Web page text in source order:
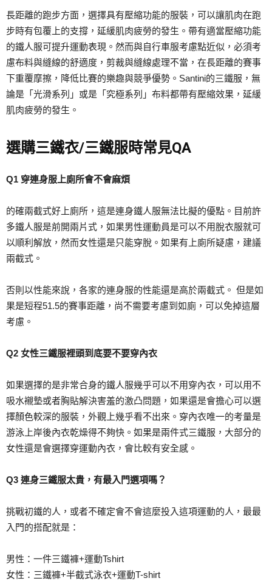
長距離的跑步方面，選擇具有壓縮功能的服裝，可以讓肌肉在跑
步時有包覆上的支撐，延緩肌肉疲勞的發生。帶有適當壓縮功能
的鐵人服可提升運動表現。然而與自行車服考慮點近似，必須考
慮布料與縫線的舒適度，剪裁與縫線處理不當，在長距離的賽事
下重覆摩擦，降低比賽的樂趣與競爭優勢。Santini的三鐵服，無
論是「光滑系列」或是「究極系列」布料都帶有壓縮效果，延緩
肌肉疲勞的發生。
選購三鐵衣/三鐵服時常見QA
Q1 穿連身服上廁所會不會麻煩
的確兩截式好上廁所，這是連身鐵人服無法比擬的優點。目前許
多鐵人服是前開兩片式，如果男性運動員是可以不用脫衣服就可
以順利解放，然而女性還是只能穿脫。如果有上廁所疑慮，建議
兩截式。
否則以性能來說，各家的連身服的性能還是高於兩截式。 但是如
果是短程51.5的賽事距離，尚不需要考慮到如廁，可以免掉這層
考慮。
Q2 女性三鐵服裡頭到底要不要穿內衣
如果選擇的是非常合身的鐵人服幾乎可以不用穿內衣，可以用不
吸水襯墊或者胸貼解決害羞的激凸問題，如果還是會擔心可以選
擇顏色較深的服裝，外觀上幾乎看不出來。穿內衣唯一的考量是
游泳上岸後內衣乾燥得不夠快。如果是兩件式三鐵服，大部分的
女性還是會選擇穿運動內衣，會比較有安全感。
Q3 連身三鐵服太貴，有最入門選項嗎？
挑戰初鐵的人，或者不確定會不會這麼投入這項運動的人，最最
入門的搭配就是：
男性：一件三鐵褲+運動Tshirt
女性：三鐵褲+半截式泳衣+運動T-shirt